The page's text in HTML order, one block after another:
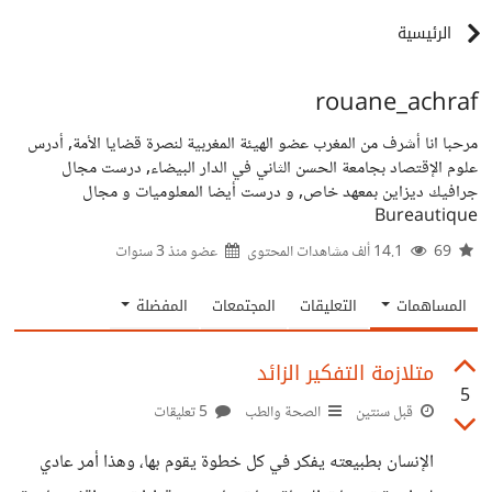
الرئيسية
rouane_achraf
مرحبا انا أشرف من المغرب عضو الهيئة المغربية لنصرة قضايا الأمة, أدرس
علوم الإقتصاد بجامعة الحسن الثاني في الدار البيضاء, درست مجال
جرافيك ديزاين بمعهد خاص, و درست أيضا المعلوميات و مجال
Bureautique
عضو منذ3 سنوات
المساهمات التعليقات المجتمعات المفضلة
5
متلازمة التفكير الزائد
قبل سنتين الصحة والطب
الإنسان بطبيعته يفكر في كل خطوة يقوم بها، وهذا أمر عادي